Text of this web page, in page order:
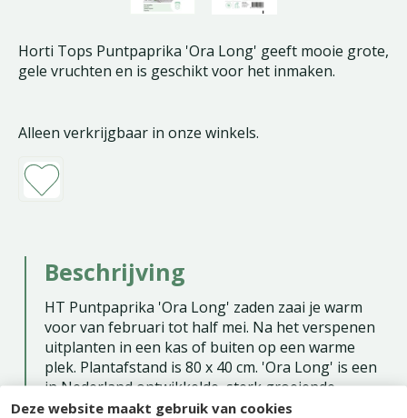
Deze website maakt gebruik van cookies
Horti Tops Puntpaprika 'Ora Long' geeft mooie grote,
gele vruchten en is geschikt voor het inmaken.
Alleen verkrijgbaar in onze winkels.
Beschrijving
HT Puntpaprika 'Ora Long' zaden zaai je warm
voor van februari tot half mei. Na het verspenen
uitplanten in een kas of buiten op een warme
plek. Plantafstand is 80 x 40 cm. 'Ora Long' is een
in Nederland ontwikkelde, sterk groeiende
puntpaprika die ook geschikt is voor grillen en